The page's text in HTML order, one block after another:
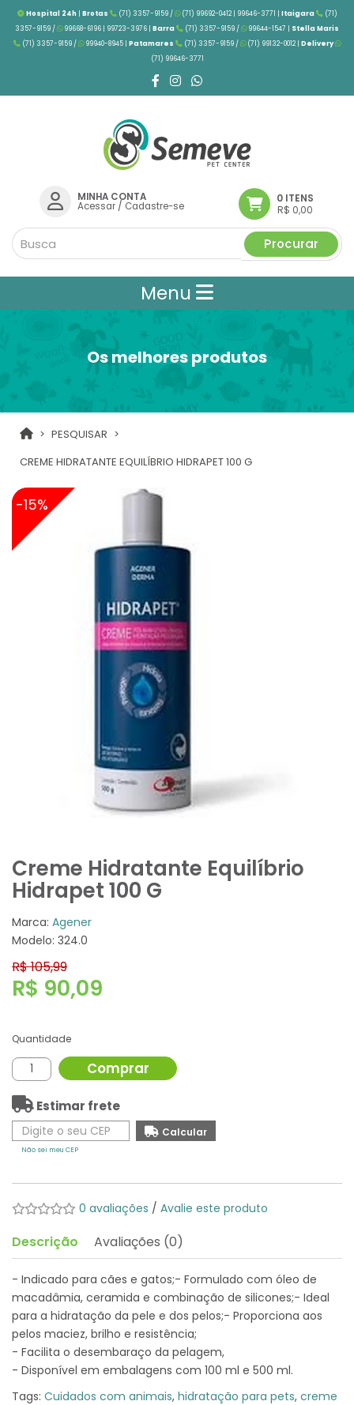
Hospital 24h| Brotas (71) 3357-9159 / (71) 99692-0412 | 99646-3771 | Itaigara
(71)
3357-9159 /
99668-6196 | 99723-3976 | Barra (71) 3357-9159 / 99644-1547 | Stella Maris
(71) 3357-9159 /
99940-8945 | Patamares (71) 3357-9159 / (71) 99132-0012 | Delivery
(71) 99646-3771
MINHA CONTA
Acessar/ Cadastre-se
0 ITENS
R$ 0,00
Procurar
Menu
Os melhores produtos
PESQUISAR
CREME HIDRATANTE EQUILÍBRIO HIDRAPET 100 G
-15%
Creme Hidratante Equilíbrio
Hidrapet 100 G
Marca: Agener
Modelo: 324.0
R$ 105,99
R$ 90,09
Quantidade
Comprar
Estimar frete
Não sei meu CEP
0 avaliações / Avalie este produto
Descrição Avaliações (0)
- Indicado para cães e gatos;- Formulado com óleo de
macadâmia, ceramida e combinação de silicones;- Ideal
para a hidratação da pele e dos pelos;- Proporciona aos
pelos maciez, brilho e resistência;
- Facilita o desembaraço da pelagem,
- Disponível em embalagens com 100 ml e 500 ml.
Tags: Cuidados com animais, hidratação para pets, creme